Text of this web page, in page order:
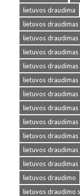
lietuvos draudima
lietuvos
lietuvos
lietuvos
lietuvos
lietuvos draudimas
lietuvos draudimas
lietuvos draudimas
lietuvos
lietuvos draudimas
lietuvos draudimas
lietuvos draudimas
lietuvos draudimo
lietuvos draudimo